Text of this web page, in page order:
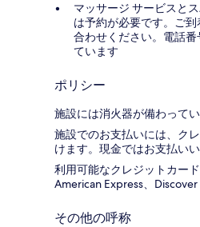
マッサージ サービスと
は予約が必要です。ご
合わせください。電話
ています
ポリシー
施設には消火器が備わってい
施設でのお支払いには、ク
けます。現金ではお支払いい
利用可能なクレジットカード
American Express、Discover
その他の呼称